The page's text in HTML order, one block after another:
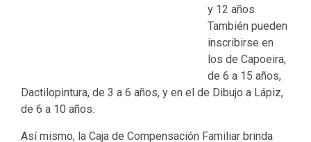
y 12 años.
También pueden
inscribirse en
los de Capoeira,
de 6 a 15 años,
Dactilopintura, de 3 a 6 años, y en el de Dibujo a Lápiz,
de 6 a 10 años.
Así mismo, la Caja de Compensación Familiar brinda